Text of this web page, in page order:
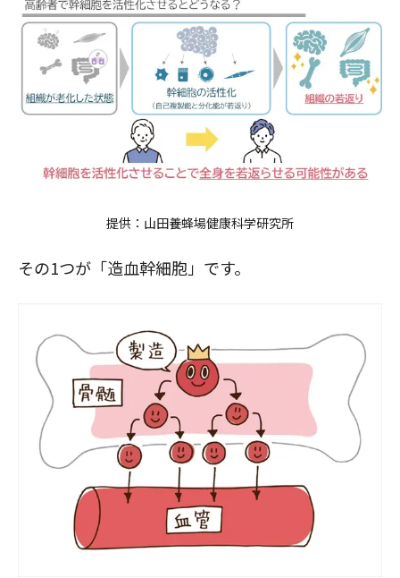
提供： 山田養蜂場健康科学研究所
その1つが「造血幹細胞」です。